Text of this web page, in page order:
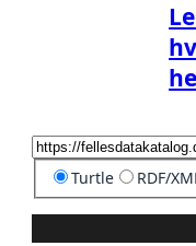
Turtle RDF/